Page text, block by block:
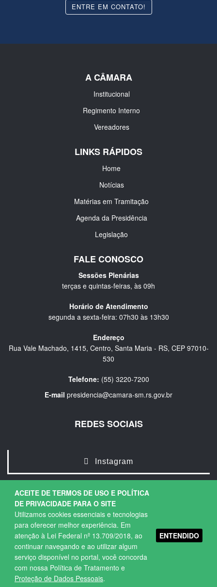
ACEITE DE TERMOS DE USO E POLÍTICA
DE PRIVACIDADE PARA O SITE
Utilizamos cookies essenciais e tecnologias
para oferecer melhor experiência. Em
atenção à Lei Federal nº 13.709/2018, ao
continuar navegando e ao utilizar algum
serviço disponível no portal, você concorda
com nossa Política de Tratamento e
Proteção de Dados Pessoais.
ENTENDIDO
ENTRE EM CONTATO!
A CÂMARA
Institucional
Regimento Interno
Vereadores
LINKS RÁPIDOS
Home
Notícias
Matérias em Tramitação
Agenda da Presidência
Legislação
FALE CONOSCO
Sessões Plenárias
terças e quintas-feiras, às 09h
Horário de Atendimento
segunda a sexta-feira: 07h30 às 13h30
Endereço
Rua Vale Machado, 1415, Centro, Santa Maria - RS, CEP 97010-
530
Telefone: (55) 3220-7200
E-mail presidencia@camara-sm.rs.gov.br
REDES SOCIAIS
Instagram
Copyright © 2026. Todos os direitos Reservados.
Política de Privacidade |Termos de Uso